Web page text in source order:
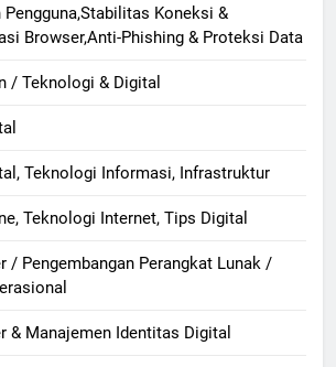
Pengguna,Stabilitas Koneksi &
Browser,Anti-Phishing & Proteksi Data
/ Teknologi & Digital
Teknologi Informasi, Infrastruktur
Teknologi Internet, Tips Digital
/ Pengembangan Perangkat Lunak /
& Manajemen Identitas Digital